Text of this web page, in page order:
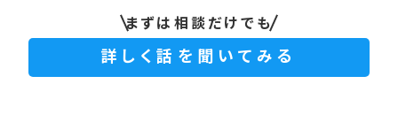
まずは相談だけでも
詳しく話を聞いてみる